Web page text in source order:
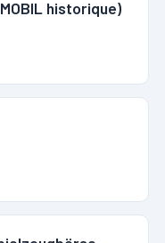
historique)